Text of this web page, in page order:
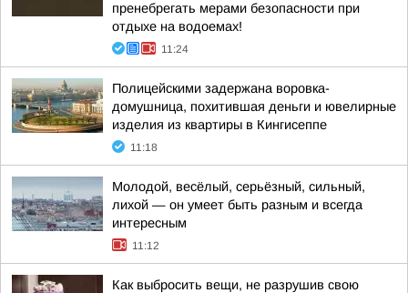
пренебрегать мерами безопасности при
отдыхе на водоемах!
11:24
Полицейскими задержана воровка-
домушница, похитившая деньги и ювелирные
изделия из квартиры в Кингисеппе
11:18
Молодой, весёлый, серьёзный, сильный,
лихой — он умеет быть разным и всегда
интересным
11:12
Как выбросить вещи, не разрушив свою